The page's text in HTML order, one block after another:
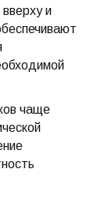
и
чаще